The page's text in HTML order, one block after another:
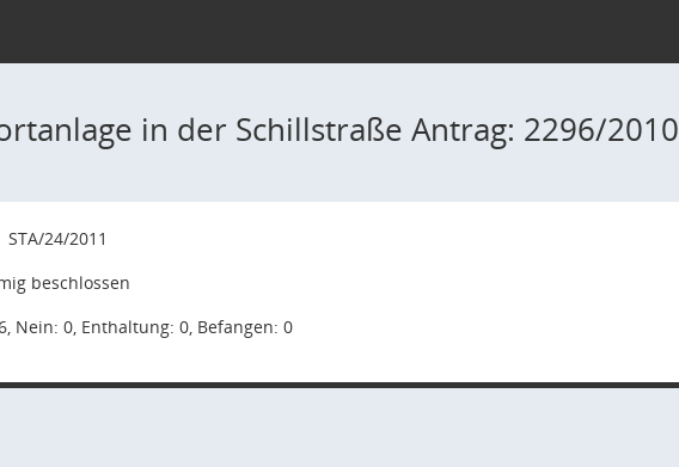
in der Schillstraße Antrag: 2296/2010
STA/24/2011
beschlossen
Nein: 0, Enthaltung: 0, Befangen: 0